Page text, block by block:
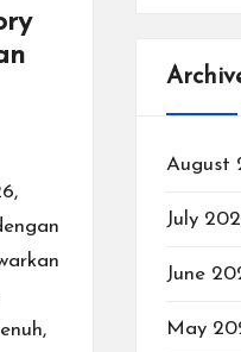
August
July
June
May